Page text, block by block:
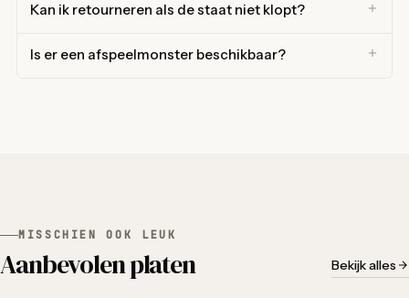
Kan ik retourneren als de staat niet klopt?
Is er een afspeelmonster beschikbaar?
MISSCHIEN OOK LEUK
Aanbevolen platen Bekijk alles